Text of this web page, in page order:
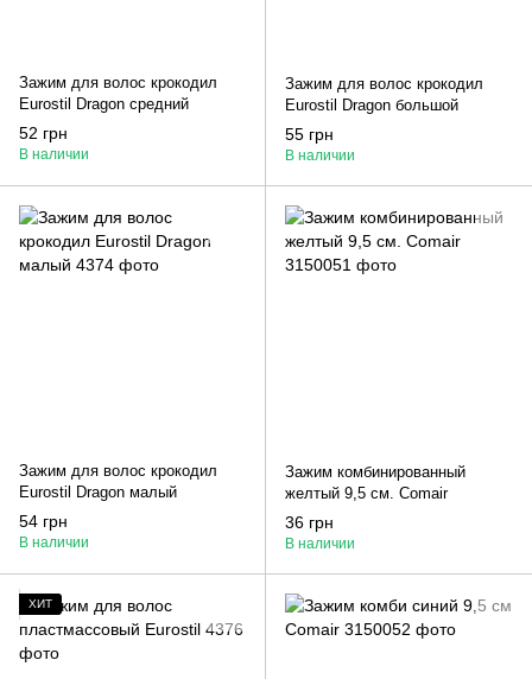
Зажим для волос крокодил
Eurostil Dragon средний
52 грн
В наличии
Зажим для волос крокодил
Eurostil Dragon большой
55 грн
В наличии
Зажим для волос крокодил
Eurostil Dragon малый
54 грн
В наличии
Зажим комбинированный
желтый 9,5 см. Comair
36 грн
В наличии
ХИТ